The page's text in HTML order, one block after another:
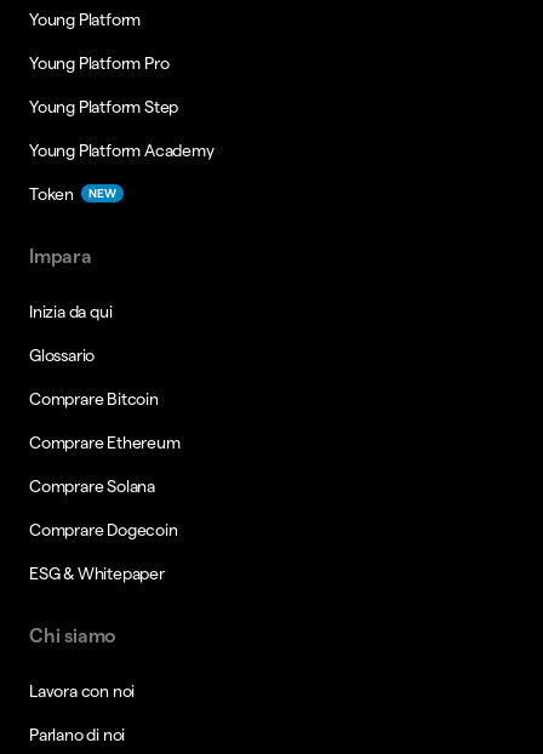
Young Platform
Young Platform Pro
Young Platform Step
Young Platform Academy
Token NEW
Impara
Inizia da qui
Glossario
Comprare Bitcoin
Comprare Ethereum
Comprare Solana
Comprare Dogecoin
ESG & Whitepaper
Chi siamo
Lavora con noi
Parlano di noi